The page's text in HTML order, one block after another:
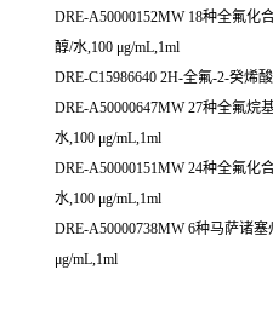
DRE-A50000152MW 18种全氟化
醇/水,100 μg/mL,1ml
DRE-C15986640 2H-全氟-2-癸烯
DRE-A50000647MW 27种全氟烷
水,100 μg/mL,1ml
DRE-A50000151MW 24种全氟化
水,100 μg/mL,1ml
DRE-A50000738MW 6种马萨诸
μg/mL,1ml